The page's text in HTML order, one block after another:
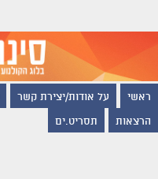
ראשי על אודות/יצירת קשר
הרצאות תסריט.ים